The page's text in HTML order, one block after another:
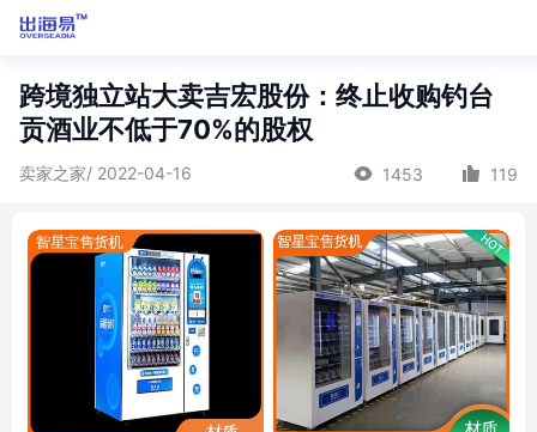
跨境独立站大卖吉宏股份：终止收购钓台
贡酒业不低于70%的股权
卖家之家/ 2022-04-16 1453 119